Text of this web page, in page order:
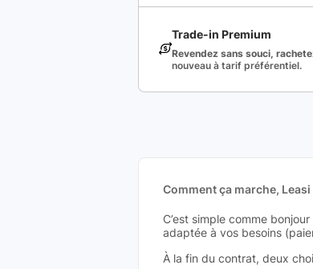
Trade-in Premium
Revendez sans souci,
nouveau à tarif préférentiel.
Comment ça marche, Leasi
C’est simple comme
adaptée à vos besoins
À la fin du contrat, deux